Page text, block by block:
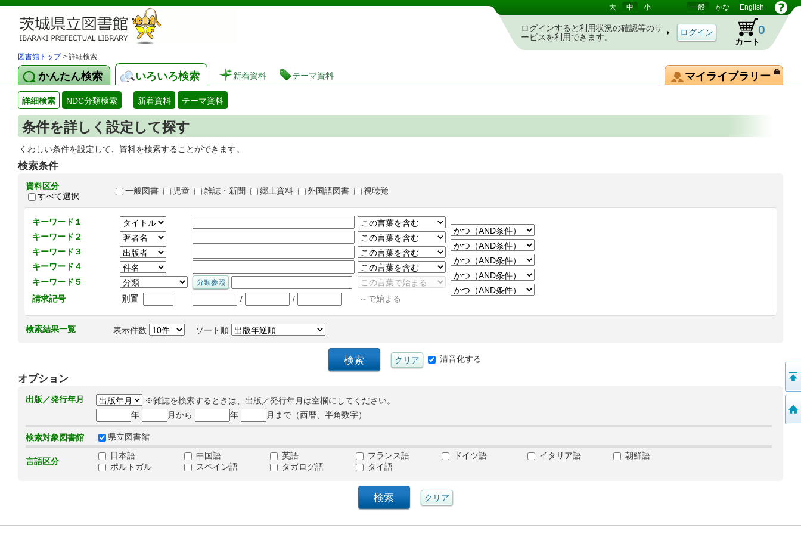
茨城県立図書館 蔵書検索・予約システム 大 中 小 一般 かな English
ログインすると利用状況の確認等のサ
ービスを利用できます。
カート
0
図書館トップ> 詳細検索
かんたん検索 いろいろ検索 新着資料 テーマ資料 マイライブラリー
詳細検索 NDC分類検索 新着資料 テーマ資料
条件を詳しく設定して探す
くわしい条件を設定して、資料を検索することができます。
検索条件
資料区分
すべて選択
一般図書 児童 雑誌・新聞 郷土資料 外国語図書 視聴覚
キーワード１
キーワード２
キーワード３
キーワード４
キーワード５
請求記号
別置 / / ～で始まる
検索結果一覧 表示件数 ソート順
清音化する
オプション
出版／発行年月
※雑誌を検索するときは、出版／発行年月は空欄にしてください。
年
月から 年 月まで（西暦、半角数字）
検索対象図書館 県立図書館
言語区分
日本語 中国語 英語 フランス語 ドイツ語 イタリア語
朝鮮語
ポルトガル
スペイン語 タガログ語 タイ語